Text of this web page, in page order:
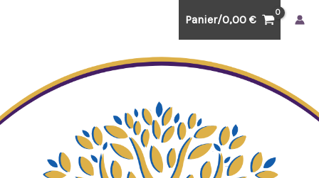
Panier/0,00 €